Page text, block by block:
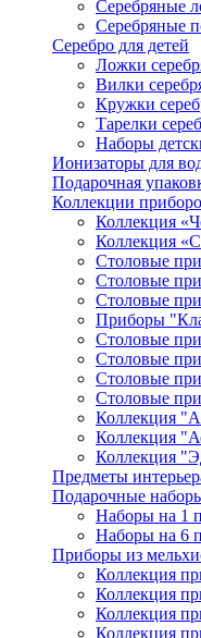
Серебряные
Серебряные
Серебро для детей
Ложки
Вилки
Кружки
Тарелки
Наборы
Ионизаторы для
Подарочная
Коллекции
Коллекция
Коллекция
Столовые
Столовые
Столовые
Приборы
Столовые
Столовые
Столовые
Столовые
Коллекция
Коллекция
Коллекция
Предметы
Подарочные
Наборы на 1
Наборы на 6
Приборы из
Коллекция
Коллекция
Коллекция
Коллекция